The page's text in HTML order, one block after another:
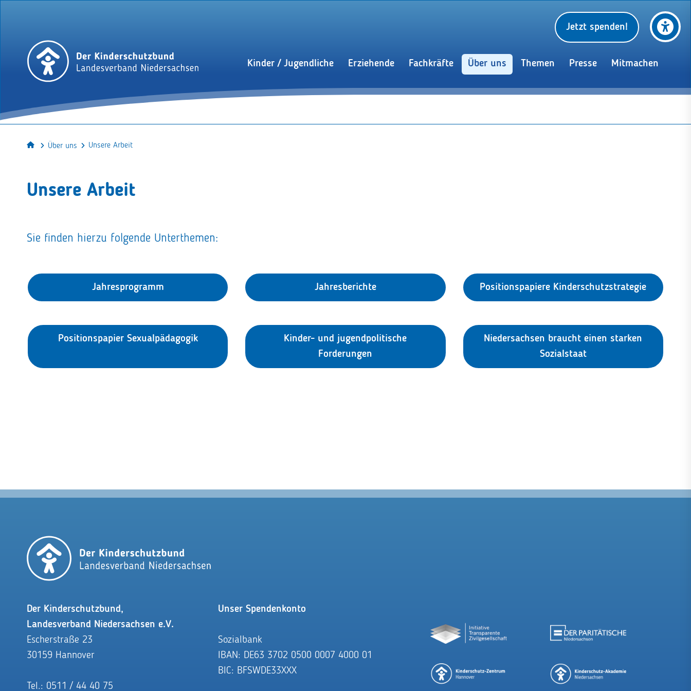
Jetzt spenden!
Kinder / Jugendliche Erziehende Fachkräfte Über uns Themen Presse Mitmachen
Über uns Unsere Arbeit
Unsere Arbeit
Sie finden hierzu folgende Unterthemen:
Jahresprogramm Jahresberichte Positionspapiere Kinderschutzstrategie
Positionspapier Sexualpädagogik
Kinder- und jugendpolitische
Forderungen
Niedersachsen braucht einen starken
Sozialstaat
Der Kinderschutzbund,
Landesverband Niedersachsen e.V.
Escherstraße 23
30159 Hannover
Tel.: 0511 / 44 40 75
Unser Spendenkonto
Sozialbank
IBAN: DE63 3702 0500 0007 4000 01
BIC: BFSWDE33XXX